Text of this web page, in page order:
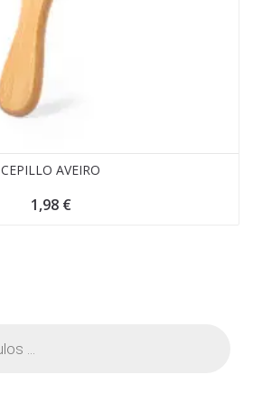
CEPILLO AVEIRO
1,98 €